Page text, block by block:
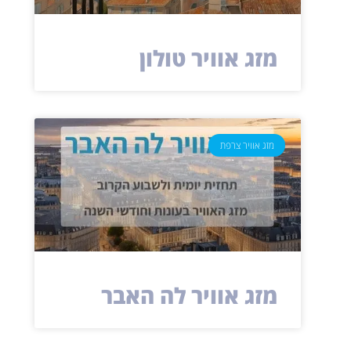
מזג אוויר טולון
מזג אוויר צרפת
מזג אוויר לה האבר